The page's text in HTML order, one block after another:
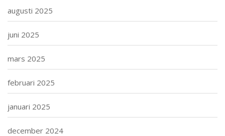
augusti 2025
juni 2025
mars 2025
februari 2025
januari 2025
december 2024